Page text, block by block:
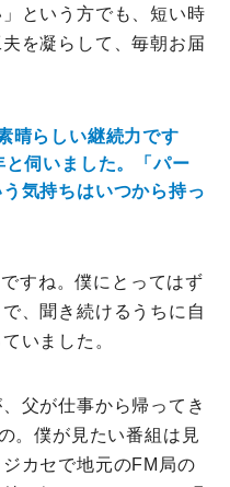
という方でも、短い時
を凝らして、毎朝お届
らしい継続力です
伺いました。「パー
気持ちはいつから持っ
すね。僕にとってはず
、聞き続けるうちに自
いました。
父が仕事から帰ってき
。僕が見たい番組は見
カセで地元のFM局の